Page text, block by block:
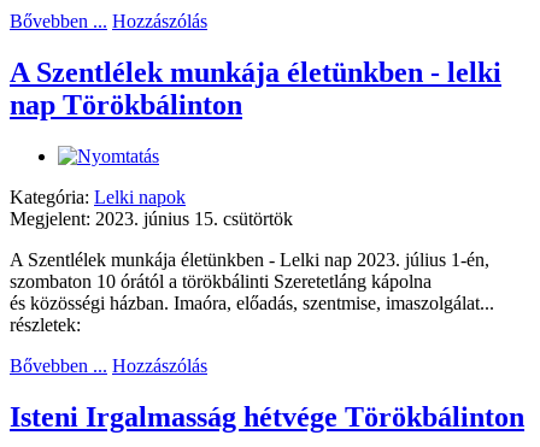
Bővebben ... Hozzászólás
A Szentlélek munkája életünkben - lelki
nap Törökbálinton
Kategória: Lelki napok
Megjelent: 2023. június 15. csütörtök
A Szentlélek munkája életünkben - Lelki nap 2023. július 1-én,
szombaton 10 órától a törökbálinti Szeretetláng kápolna
és közösségi házban. Imaóra, előadás, szentmise, imaszolgálat...
részletek:
Bővebben ... Hozzászólás
Isteni Irgalmasság hétvége Törökbálinton